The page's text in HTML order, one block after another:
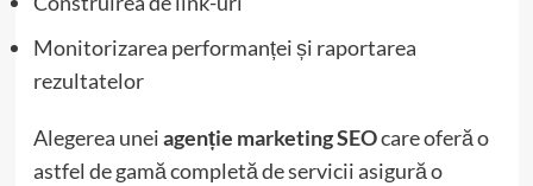
Monitorizarea performanței și raportarea
rezultatelor
Alegerea uneiagenție marketing SEOcare oferă o
astfel de gamă completă de servicii asigură o